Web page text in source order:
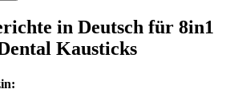
in Deutsch für 8in1
Kausticks